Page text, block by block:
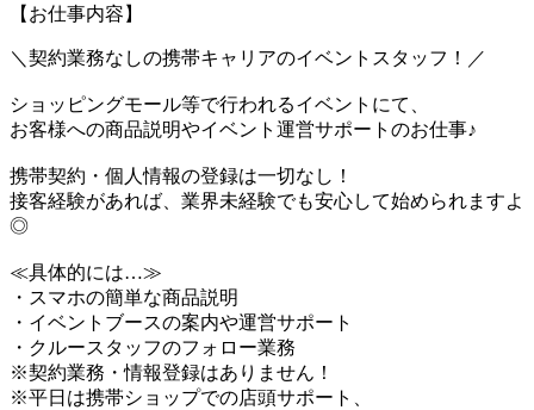
【お仕事内容】
＼契約業務なしの携帯キャリアのイベントスタッフ！／
ショッピングモール等で行われるイベントにて、
お客様への商品説明やイベント運営サポートのお仕事♪
携帯契約・個人情報の登録は一切なし！
接客経験があれば、業界未経験でも安心して始められますよ
◎
≪具体的には…≫
・スマホの簡単な商品説明
・イベントブースの案内や運営サポート
・クルースタッフのフォロー業務
※契約業務・情報登録はありません！
※平日は携帯ショップでの店頭サポート、